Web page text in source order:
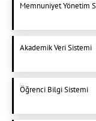
Memnuniyet Yönetim
Akademik Veri Sistemi
Öğrenci Bilgi Sistemi